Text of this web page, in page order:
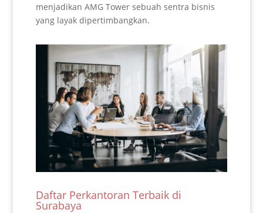
menjadikan AMG Tower sebuah sentra bisnis
yang layak dipertimbangkan.
Daftar Perkantoran Terbaik di
Surabaya